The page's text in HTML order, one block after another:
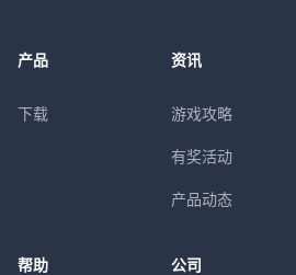
产品
下载
资讯
游戏攻略
有奖活动
产品动态
帮助 公司